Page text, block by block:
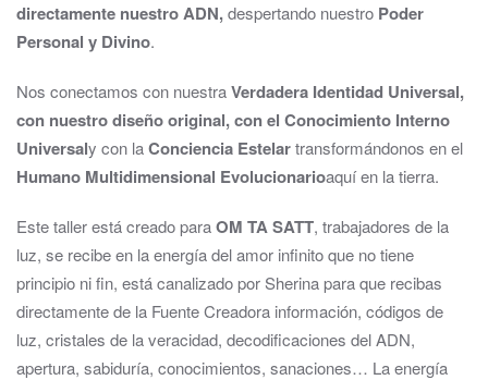
directamente nuestro ADN,despertando nuestro Poder
Personal y Divino.
Nos conectamos con nuestraVerdadera Identidad Universal,
con nuestro diseño original, con el Conocimiento Interno
Universaly con laConciencia Estelartransformándonos en el
Humano Multidimensional Evolucionarioaquí en la tierra.
Este taller está creado paraOM TA SATT, trabajadores de la
luz, se recibe en la energía del amor infinito que no tiene
principio ni fin, está canalizado por Sherina para que recibas
directamente de la Fuente Creadora información, códigos de
luz, cristales de la veracidad, decodificaciones del ADN,
apertura, sabiduría, conocimientos, sanaciones… La energía